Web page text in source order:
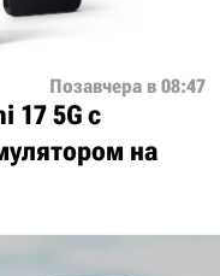
Позавчера в 08:47
17 5G с
на